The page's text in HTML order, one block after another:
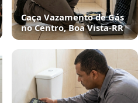
Caça Vazamento de Gás
no Centro, Boa Vista‑RR